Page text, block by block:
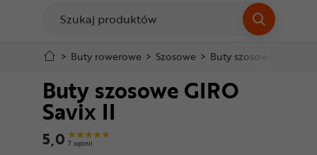
Do koszyka
Szczegółowe informacje
Stopka
Mapa strony
Akcesoria
Odzież
Kaski
Buty
> Buty rowerowe > Szosowe > Buty szosowe GIRO
Buty szosowe GIRO
Savix II
5,0 7 opinii